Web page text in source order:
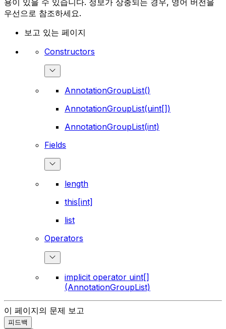
용이 있을 수 있습니다. 정보가 상충되는 경우, 영어 버전을
우선으로 참조하세요.
보고 있는 페이지
Constructors
AnnotationGroupList()
AnnotationGroupList(uint[])
AnnotationGroupList(int)
Fields
length
this[int]
list
Operators
implicit operator uint[]
(AnnotationGroupList)
이 페이지의 문제 보고
피드백